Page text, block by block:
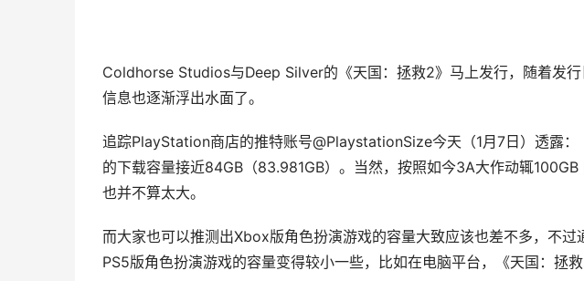
Coldhorse Studios与Deep Silver的《天国：拯救2》马上发行，随着发
信息也逐渐浮出水面了。
追踪PlayStation商店的推特账号@PlaystationSize今天（1月7日）透露
的下载容量接近84GB（83.981GB）。当然，按照如今3A大作动辄
也并不算太大。
而大家也可以推测出Xbox版角色扮演游戏的容量大致应该也差不多，不过
PS5版角色扮演游戏的容量变得较小一些，比如在电脑平台，《天国：拯